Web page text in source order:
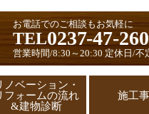
お電話でのご相談もお気軽に
TEL0237-47-
営業時間/8:30～20:30 定休日/不
ノベーション・
フォームの流れ
&建物診断
施工